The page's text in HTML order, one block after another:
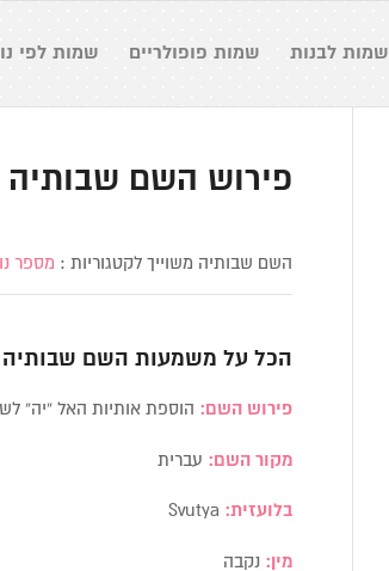
שמות לבנות שמות פופולריים שמות לפי
פירוש השם שבותיה
השם שבותיה משוייך לקטגוריות : מספר
הכל על משמעות השם שבותיה
פירוש השם: הוספת אותיות האל “יה”
מקור השם: עברית
בלועזית:
מין: נקבה